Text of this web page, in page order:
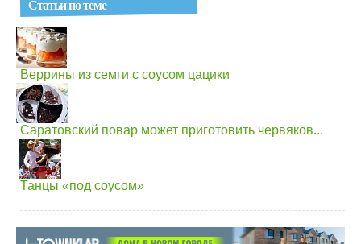
Статьи по теме
Веррины из семги с соусом цацики
Саратовский повар может приготовить червяков...
Танцы «под соусом»